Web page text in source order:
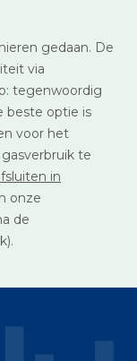
gedaan. De
via
tegenwoordig
beste optie is
voor het
te
in
onze
de